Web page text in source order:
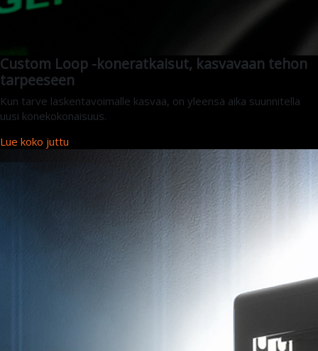
Custom Loop -koneratkaisut, kasvavaan tehon
tarpeeseen
Kun tarve laskentavoimalle kasvaa, on yleensä aika suunnitella
uusi konekokonaisuus.